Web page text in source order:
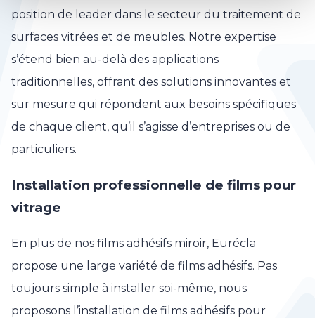
position de leader dans le secteur du traitement de
surfaces vitrées et de meubles. Notre expertise
s’étend bien au-delà des applications
traditionnelles, offrant des solutions innovantes et
sur mesure qui répondent aux besoins spécifiques
de chaque client, qu’il s’agisse d’entreprises ou de
particuliers.
Installation professionnelle de films pour
vitrage
En plus de nos films adhésifs miroir, Eurécla
propose une large variété de films adhésifs. Pas
toujours simple à installer soi-même, nous
proposons l’installation de films adhésifs pour